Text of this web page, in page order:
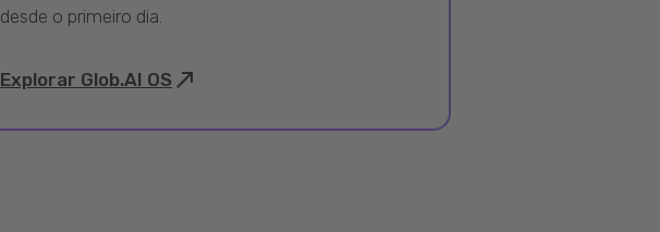
desde o primeiro dia.
Explorar Glob.AI OS